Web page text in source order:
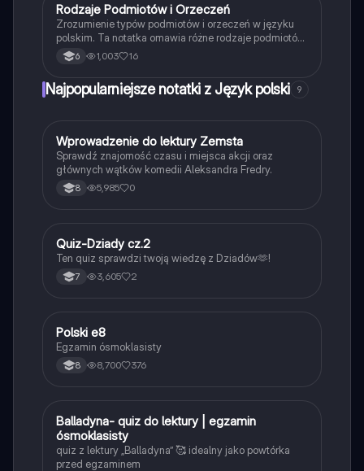
Język polski
Rodzaje Podmiotów i Orzeczeń
Zrozumienie typów podmiotów i orzeczeń w języku
polskim. Ta notatka omawia różne rodzaje podmiotów
(gramatyczny, domyślny, logiczny, bezokolicznikowy,
szeregowy) oraz typy orzeczeń (czasownikowe,
przygotowujących się do sprawdzianów z gramatyki.
6 1,003 16
Najpopularniejsze notatki z Język polski 9
WJęzyk polski
Wprowadzenie do lektury Zemsta
Sprawdź znajomość czasu i miejsca akcji oraz
głównych wątków komedii Aleksandra Fredry.
8 5,985 0
QJęzyk polski
Quiz-Dziady cz.2
Ten quiz sprawdzi twoją wiedzę z Dziadów🫶!
7 3,605 2
Język polski
Polski e8
Egzamin ósmoklasisty
8 8,700 376
BJęzyk polski
Balladyna- quiz do lektury | egzamin
ósmoklasisty
quiz z lektury „Balladyna” 🥰 idealny jako powtórka
przed egzaminem